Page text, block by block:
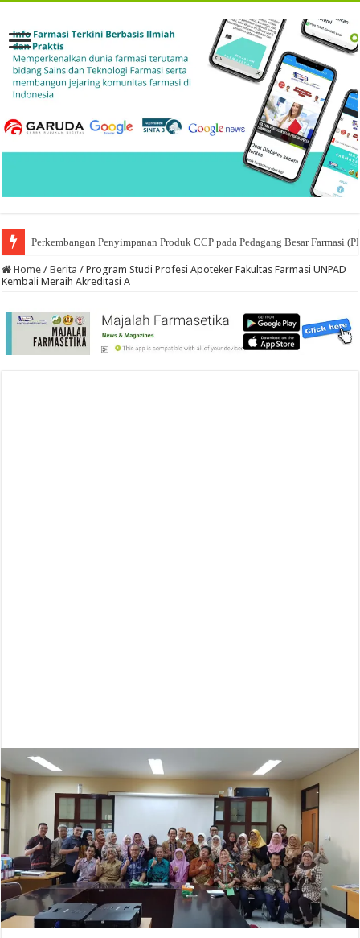
Perkembangan Penyimpanan Produk CCP pada Pedagang Besar Farmasi
Ketika Obat Menunggu Keputusan: Mengenal Peran Karantina Produk
Home / Berita / Program Studi Profesi Apoteker Fakultas Farmasi UNPAD
Kembali Meraih Akreditasi A